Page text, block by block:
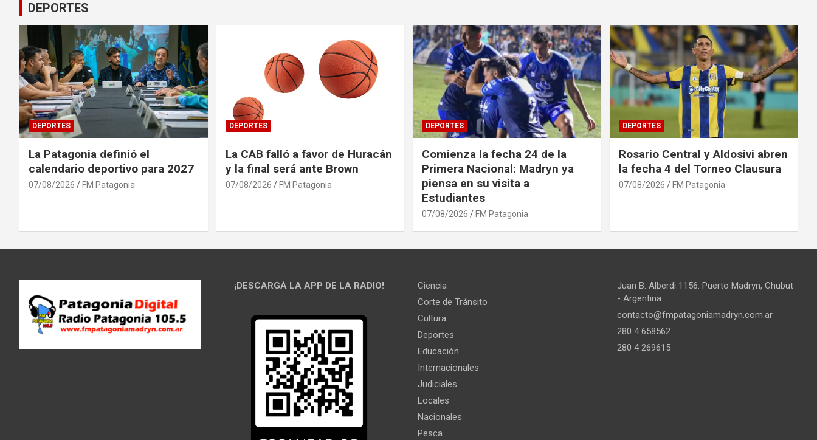
DEPORTES
DEPORTES
La Patagonia definió el
calendario deportivo para 2027
07/08/2026 FM Patagonia
DEPORTES
La CAB falló a favor de Huracán
y la final será ante Brown
07/08/2026 FM Patagonia
DEPORTES
Comienza la fecha 24 de la
Primera Nacional: Madryn ya
piensa en su visita a
Estudiantes
07/08/2026 FM Patagonia
DEPORTES
Rosario Central y Aldosivi abren
la fecha 4 del Torneo Clausura
07/08/2026 FM Patagonia
¡DESCARGÁ LA APP DE LA RADIO!
Ciencia
Corte de Tránsito
Cultura
Deportes
Educación
Internacionales
Judiciales
Locales
Nacionales
Pesca
Juan B. Alberdi 1156. Puerto Madryn, Chubut
- Argentina
contacto@fmpatagoniamadryn.com.ar
280 4 658562
280 4 269615